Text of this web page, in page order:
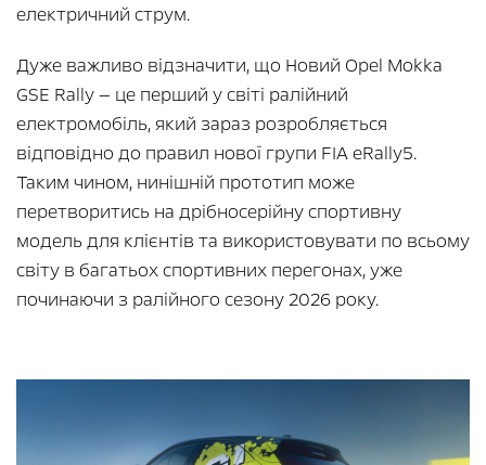
електричний струм.
Дуже важливо відзначити, що Новий Opel Mokka
GSE Rally — це перший у світі ралійний
електромобіль, який зараз розробляється
відповідно до правил нової групи FIA eRally5.
Таким чином, нинішній прототип може
перетворитись на дрібносерійну спортивну
модель для клієнтів та використовувати по всьому
світу в багатьох спортивних перегонах, уже
починаючи з ралійного сезону 2026 року.